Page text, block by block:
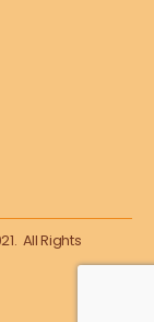
All Rights